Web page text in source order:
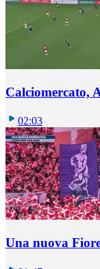
Calciomercato,
02:03
Una nuova